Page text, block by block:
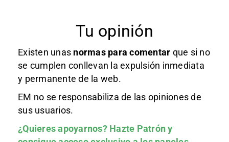
Tu opinión
Existen unas normas para comentar que si no
se cumplen conllevan la expulsión inmediata
y permanente de la web.
EM no se responsabiliza de las opiniones de
sus usuarios.
¿Quieres apoyarnos? Hazte Patróny